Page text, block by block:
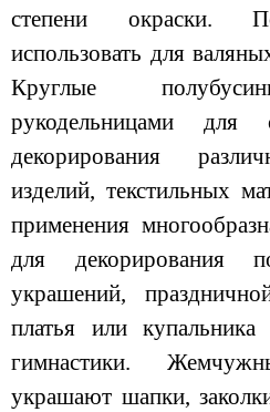
степени окраски.
использовать для
Круглые
рукодельницами для
декорирования
изделий, текстильных
применения
для декорирования
украшений,
платья или
гимнастики.
украшают шапки,